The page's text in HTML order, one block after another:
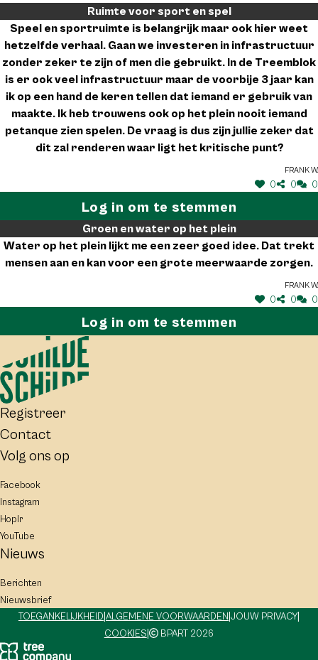
Ruimte voor sport en spel
Speel en sportruimte is belangrijk maar ook hier weet
hetzelfde verhaal. Gaan we investeren in infrastructuur
zonder zeker te zijn of men die gebruikt. In de Treemblok
is er ook veel infrastructuur maar de voorbije 3 jaar kan
ik op een hand de keren tellen dat iemand er gebruik van
maakte. Ik heb trouwens ook op het plein nooit iemand
petanque zien spelen. De vraag is dus zijn jullie zeker dat
dit zal renderen waar ligt het kritische punt?
Frank W.
0 0 0
Log in om te stemmen
Groen en water op het plein
Water op het plein lijkt me een zeer goed idee. Dat trekt
mensen aan en kan voor een grote meerwaarde zorgen.
Frank W.
0 0 0
Log in om te stemmen
Registreer
Contact
Volg ons op
Facebook
Instagram
Hoplr
YouTube
Nieuws
Berichten
Nieuwsbrief
TOEGANKELIJKHEID ALGEMENE VOORWAARDEN JOUW PRIVACY
COOKIES BPART 2026